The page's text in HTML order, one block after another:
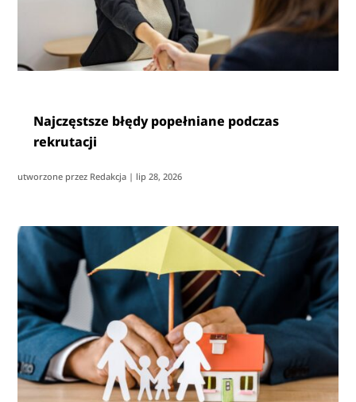
Najczęstsze błędy popełniane podczas
rekrutacji
utworzone przez Redakcja | lip 28, 2026